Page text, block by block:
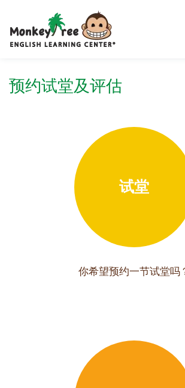
预约试堂及评估
试堂
你希望预约一节试堂吗